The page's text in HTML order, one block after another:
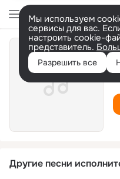
Мы используем
сервисы для вас.
настроить cookie-
представитель.
Разрешить все
Другие песни